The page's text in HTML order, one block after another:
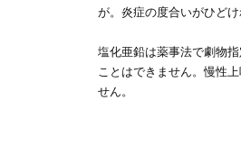
が。炎症の度合いがひど
塩化亜鉛は薬事法で劇物
ことはできません。慢性
せん。